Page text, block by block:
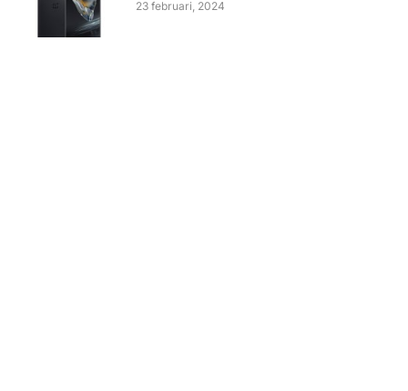
23 februari, 2024